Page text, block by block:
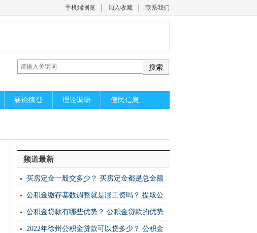
手机端浏览 加入收藏 联系我们
要论摘登 理论调研 便民信息
频道最新
买房定金一般交多少？ 买房定金都是总金额
公积金缴存基数调整就是涨工资吗？ 提取公
公积金贷款有哪些优势？ 公积金贷款的优势
2022年徐州公积金贷款可以贷多少？ 公积金